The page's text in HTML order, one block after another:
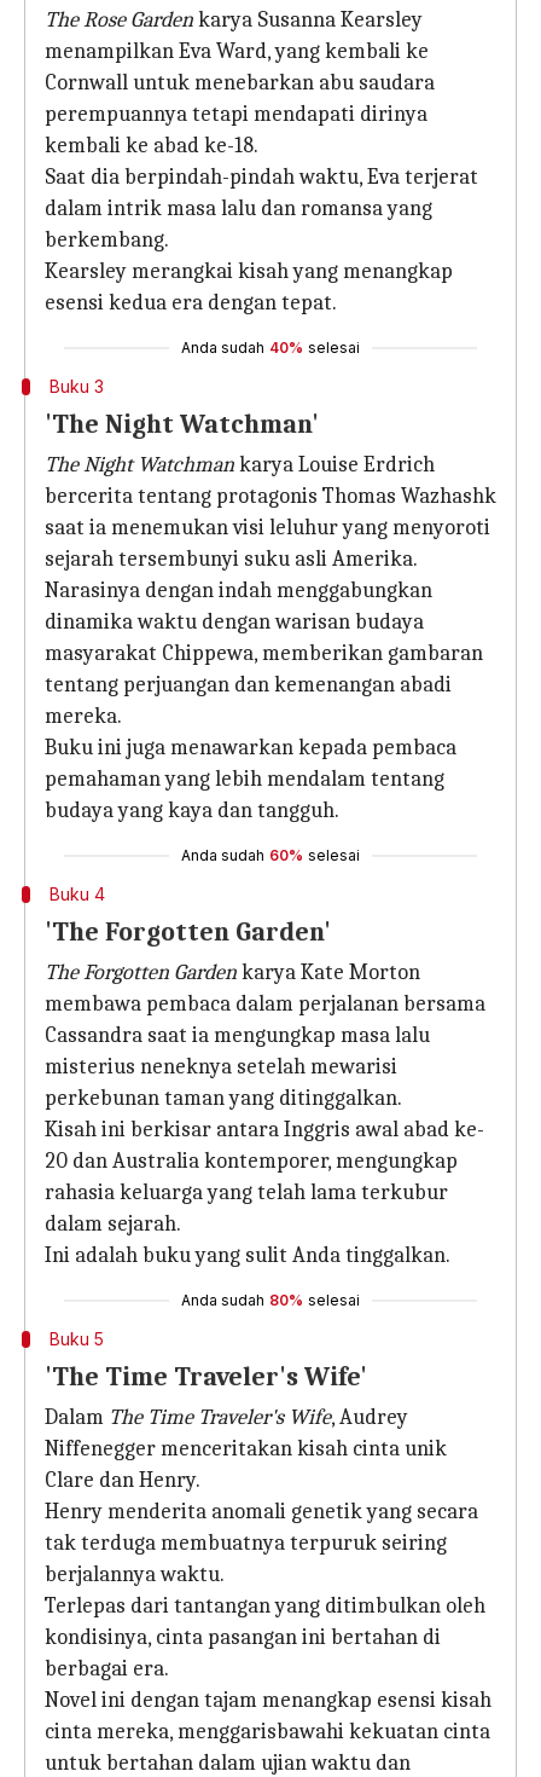
The Rose Gardenkarya Susanna Kearsley
menampilkan Eva Ward, yang kembali ke
Cornwall untuk menebarkan abu saudara
perempuannya tetapi mendapati dirinya
kembali ke abad ke-18.
Saat dia berpindah-pindah waktu, Eva terjerat
dalam intrik masa lalu dan romansa yang
berkembang.
Kearsley merangkai kisah yang menangkap
esensi kedua era dengan tepat.
Anda sudah 40% selesai
Buku 3
'The Night Watchman'
The Night Watchmankarya Louise Erdrich
bercerita tentang protagonis Thomas Wazhashk
saat ia menemukan visi leluhur yang menyoroti
sejarah tersembunyi suku asli Amerika.
Narasinya dengan indah menggabungkan
dinamika waktu dengan warisan budaya
masyarakat Chippewa, memberikan gambaran
tentang perjuangan dan kemenangan abadi
mereka.
Buku ini juga menawarkan kepada pembaca
pemahaman yang lebih mendalam tentang
budaya yang kaya dan tangguh.
Anda sudah 60% selesai
Buku 4
'The Forgotten Garden'
The Forgotten Gardenkarya Kate Morton
membawa pembaca dalam perjalanan bersama
Cassandra saat ia mengungkap masa lalu
misterius neneknya setelah mewarisi
perkebunan taman yang ditinggalkan.
Kisah ini berkisar antara Inggris awal abad ke-
20 dan Australia kontemporer, mengungkap
rahasia keluarga yang telah lama terkubur
dalam sejarah.
Ini adalah buku yang sulit Anda tinggalkan.
Anda sudah 80% selesai
Buku 5
'The Time Traveler's Wife'
Dalam The Time Traveler's Wife, Audrey
Niffenegger menceritakan kisah cinta unik
Clare dan Henry.
Henry menderita anomali genetik yang secara
tak terduga membuatnya terpuruk seiring
berjalannya waktu.
Terlepas dari tantangan yang ditimbulkan oleh
kondisinya, cinta pasangan ini bertahan di
berbagai era.
Novel ini dengan tajam menangkap esensi kisah
cinta mereka, menggarisbawahi kekuatan cinta
untuk bertahan dalam ujian waktu dan